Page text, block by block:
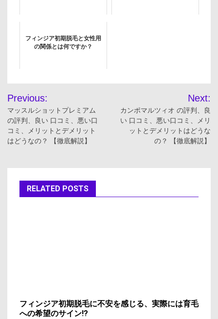
フィンジア初期脱毛と女性用
の関係とは何ですか？
投
稿
ナ
ー
Previous:
マッスルショットプレミアム
の評判、良い 口コミ、悪い口
コミ、メリットとデメリット
はどうなの？ 【徹底解説】
Next:
カンポマルツィオ の評判、良
い 口コミ、悪い口コミ、メリ
ットとデメリットはどうな
の？ 【徹底解説】
RELATED POSTS
フィンジア初期脱毛に不安を感じる、実際には育毛
への希望のサイン!?